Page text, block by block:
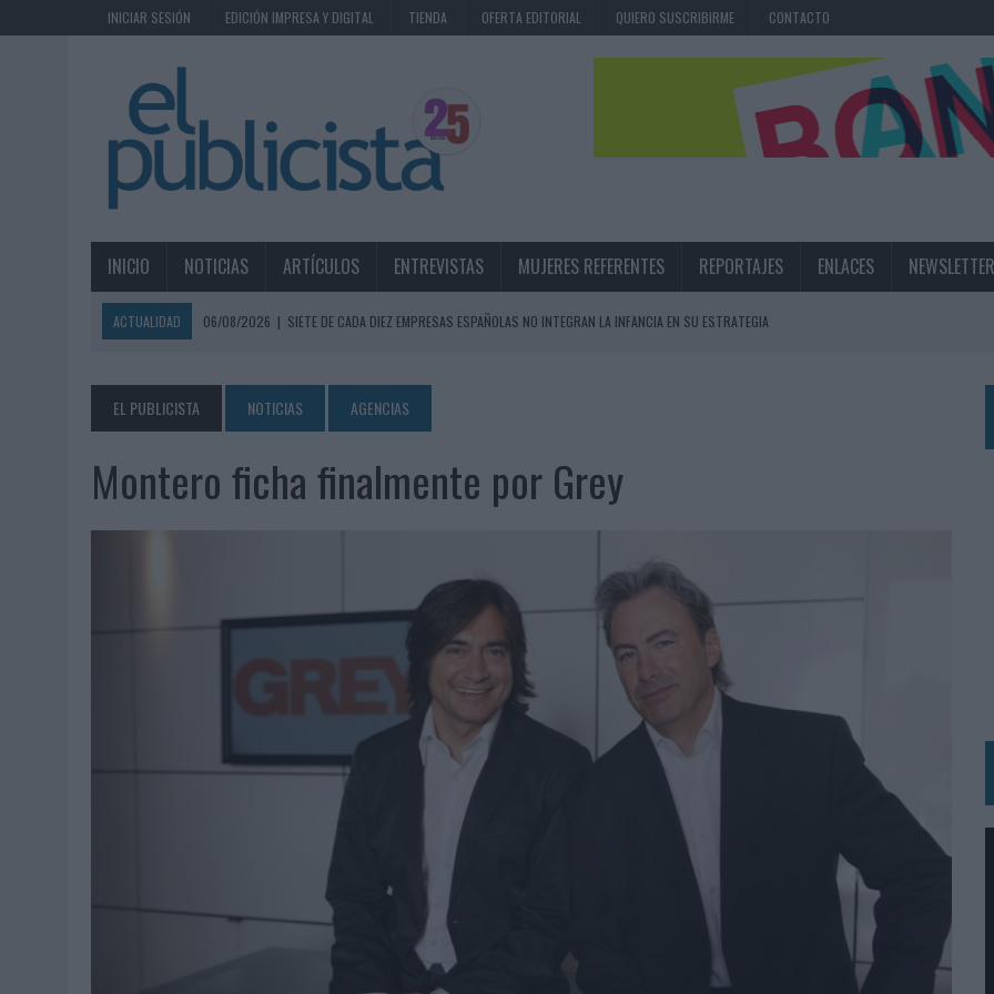
INICIAR SESIÓN EDICIÓN IMPRESA Y DIGITAL TIENDA OFERTA EDITORIAL QUIERO SUSCRIBIRME CONTACTO
INICIO NOTICIAS ARTÍCULOS ENTREVISTAS MUJERES REFERENTES REPORTAJES ENLACES NEWSLETTER
ACTUALIDAD 06/08/2026 | SIETE DE CADA DIEZ EMPRESAS ESPAÑOLAS NO INTEGRAN LA INFANCIA EN SU ESTRATEGIA
06/08/2026 | EL USO DE LA IA GENERATIVA ALCANZA YA AL 62% DE LOS ESPAÑOLES
06/08/2026
SYSTEM1 NOMBRA A KIMBERLY BASTONI COMO NUEVA DIRECTORA COMERCIAL GLOBAL
06/08/2026
FRIGO Y UNIQLO LANZAN UNA COLECCIÓN PERSONALIZABLE INSPIRADA EN CORNETTO, CALIPPO Y SOLERO
BEON WORLDWIDE LANZA RAÍZ URBANA PARA TRANSFORMAR EL PATRIMONIO HISTÓRICO EN ACTIVOS CULTURALES Y ECONÓMICOS
FABRA COMUNICACIÓN INCORPORA A CASONÁ Y ASUME LA GESTIÓN DE SUS RELACIONES CON LOS MEDIOS
LOPESAN HOTELS & RESORTS ACERCA EL PARAÍSO CANARIO EN SU ÚLTIMA CAMPAÑA INTERNACIONAL
LUIS ARQUILLOS (BURGO DE ARIAS): “LA CONSTRUCCIÓN DE MARCA A LARGO PLAZO Y LA MEDICIÓN SON DOS CARAS DE LA MISMA
‘EL PARAÍSO MÁS CERCA’, DE 22GRADOS PARA LOPESAN HOTELS & RESORTS
‘LA ÚNICA CERVEZA DEL MUNDO QUE SE DISFRUTA DOS VECES’, DE INUSUALY PARA CERVEZA CAPAZ
‘EL FÚTBOL SIN LAS PERSONAS’, DE DENTSU CREATIVE PARA ORANGE
CAPAZ, LA CERVEZA QUE CONVIERTE CADA BOTELLA EN UNA OPORTUNIDAD DE INCLUSIÓN
BABARIA Y MAXIBON SON ‘EL MATCH PERFECTO DEL VERANO’
AUDIBLE REIVINDICA EL PODER TRANSFORMADOR DEL AUDIO EN SU NUEVA CAMPAÑA GLOBAL DE MARCA
‘VUELVE EL FÚTBOL. VUELVE A SOÑAR’, DE VML PARA MOVISTAR
EL PUBLICISTA NOTICIAS AGENCIAS
Montero ficha finalmente por Grey